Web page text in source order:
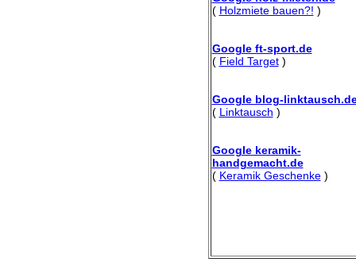
( Holzmiete bauen?! )
Google ft-sport.de
( Field Target)
Google blog-
( Linktausch )
Google keramik-
handgemacht.de
( Keramik Geschenke)